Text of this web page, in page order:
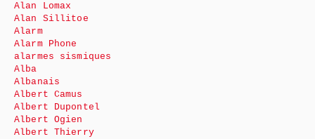
Alan Lomax
Alan Sillitoe
Alarm
Alarm Phone
alarmes sismiques
Alba
Albanais
Albert Camus
Albert Dupontel
Albert Ogien
Albert Thierry